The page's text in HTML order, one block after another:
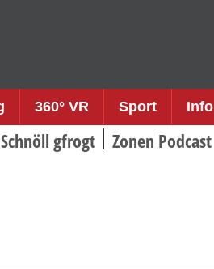
360° VR Sport Info
Schnöll gfrogt Zonen Podcast